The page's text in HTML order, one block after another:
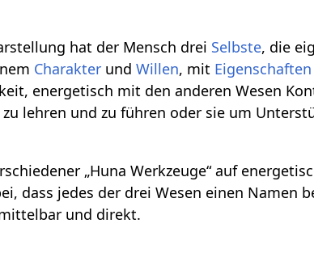
hat der Mensch drei Selbste, die
Charakter undWillen, mit Eigenschaften
energetisch mit den anderen Wesen
lehren und zu führen oder sie um
„Huna Werkzeuge“ auf
dass jedes der drei Wesen einen Namen
und direkt.